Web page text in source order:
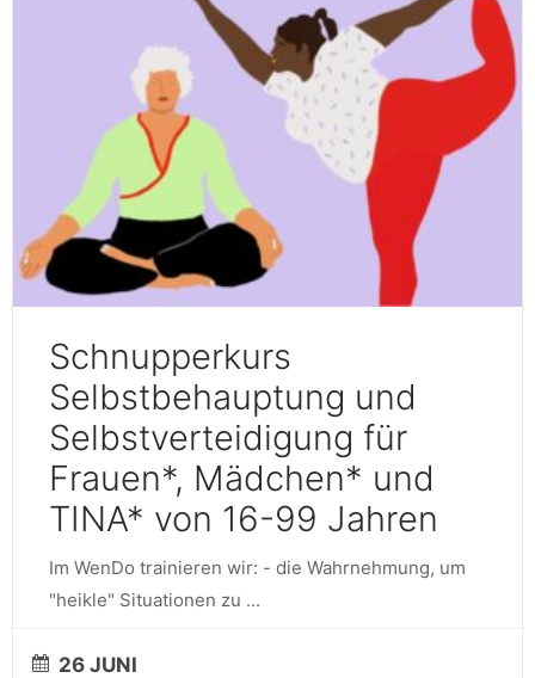
Schnupperkurs
Selbstbehauptung und
Selbstverteidigung für
Frauen*, Mädchen* und
TINA* von 16-99 Jahren
Im WenDo trainieren wir: - die Wahrnehmung, um
"heikle" Situationen zu ...
26 JUNI